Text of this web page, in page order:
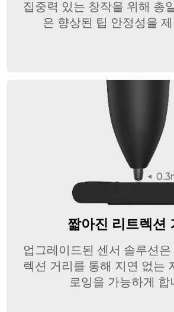
집중력 있는 창작을 위해 총
은 향상된 팁 안정성을
짧아진 리트렉션
업그레이드된 센서 솔루션
렉션 거리를 통해 지연 없는
로잉을 가능하게 합